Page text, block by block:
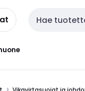
Haku